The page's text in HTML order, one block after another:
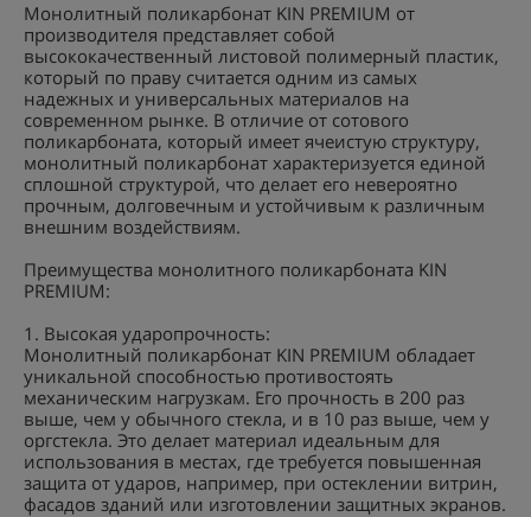
Монолитный поликарбонат KIN PREMIUM от
производителя представляет собой
высококачественный листовой полимерный пластик,
который по праву считается одним из самых
надежных и универсальных материалов на
современном рынке. В отличие от сотового
поликарбоната, который имеет ячеистую структуру,
монолитный поликарбонат характеризуется единой
сплошной структурой, что делает его невероятно
прочным, долговечным и устойчивым к различным
внешним воздействиям.
Преимущества монолитного поликарбоната KIN
PREMIUM:
1. Высокая ударопрочность:
Монолитный поликарбонат KIN PREMIUM обладает
уникальной способностью противостоять
механическим нагрузкам. Его прочность в 200 раз
выше, чем у обычного стекла, и в 10 раз выше, чем у
оргстекла. Это делает материал идеальным для
использования в местах, где требуется повышенная
защита от ударов, например, при остеклении витрин,
фасадов зданий или изготовлении защитных экранов.